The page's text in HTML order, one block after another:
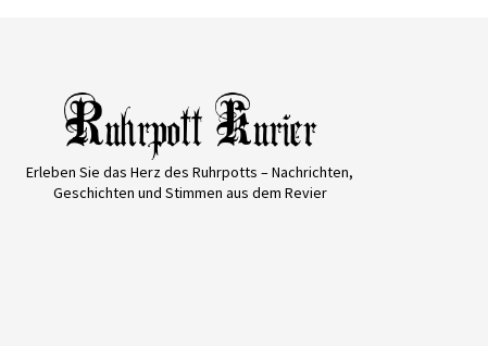
Erleben Sie das Herz des Ruhrpotts – Nachrichten,
Geschichten und Stimmen aus dem Revier